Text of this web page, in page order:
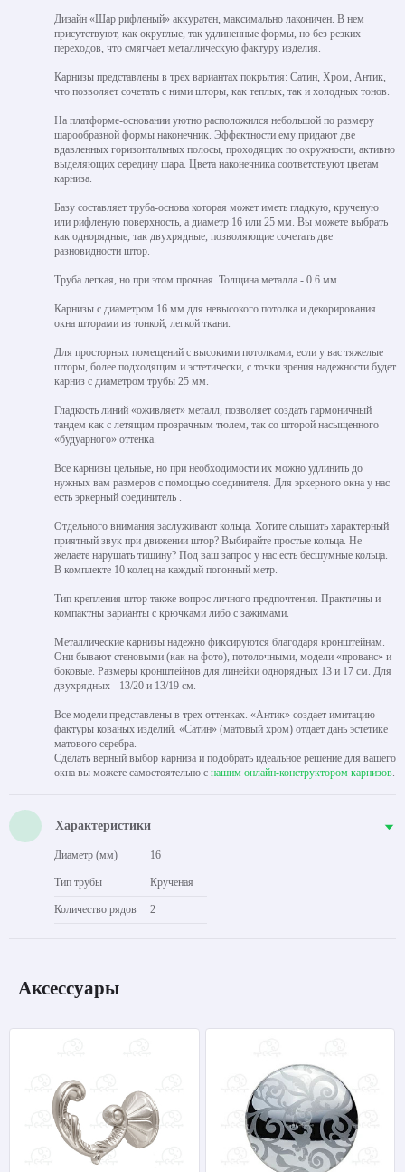
Дизайн «Шар рифленый» аккуратен, максимально лаконичен. В нем
присутствуют, как округлые, так удлиненные формы, но без резких
переходов, что смягчает металлическую фактуру изделия.
Карнизы представлены в трех вариантах покрытия: Сатин, Хром, Антик,
что позволяет сочетать с ними шторы, как теплых, так и холодных тонов.
На платформе-основании уютно расположился небольшой по размеру
шарообразной формы наконечник. Эффектности ему придают две
вдавленных горизонтальных полосы, проходящих по окружности, активно
выделяющих середину шара. Цвета наконечника соответствуют цветам
карниза.
Базу составляет труба-основа которая может иметь гладкую, крученую
или рифленую поверхность, а диаметр 16 или 25 мм. Вы можете выбрать
как однорядные, так двухрядные, позволяющие сочетать две
разновидности штор.
Труба легкая, но при этом прочная. Толщина металла - 0.6 мм.
Карнизы с диаметром 16 мм для невысокого потолка и декорирования
окна шторами из тонкой, легкой ткани.
Для просторных помещений с высокими потолками, если у вас тяжелые
шторы, более подходящим и эстетически, с точки зрения надежности будет
карниз с диаметром трубы 25 мм.
Гладкость линий «оживляет» металл, позволяет создать гармоничный
тандем как с летящим прозрачным тюлем, так со шторой насыщенного
«будуарного» оттенка.
Все карнизы цельные, но при необходимости их можно удлинить до
нужных вам размеров с помощью соединителя. Для эркерного окна у нас
есть эркерный соединитель .
Отдельного внимания заслуживают кольца. Хотите слышать характерный
приятный звук при движении штор? Выбирайте простые кольца. Не
желаете нарушать тишину? Под ваш запрос у нас есть бесшумные кольца.
В комплекте 10 колец на каждый погонный метр.
Тип крепления штор также вопрос личного предпочтения. Практичны и
компактны варианты с крючками либо с зажимами.
Металлические карнизы надежно фиксируются благодаря кронштейнам.
Они бывают стеновыми (как на фото), потолочными, модели «прованс» и
боковые. Размеры кронштейнов для линейки однорядных 13 и 17 см. Для
двухрядных - 13/20 и 13/19 см.
Все модели представлены в трех оттенках. «Антик» создает имитацию
фактуры кованых изделий. «Сатин» (матовый хром) отдает дань эстетике
матового серебра.
Сделать верный выбор карниза и подобрать идеальное решение для вашего
окна вы можете самостоятельно с нашим онлайн-конструктором карнизов.
Характеристики
Диаметр (мм) 16
Тип трубы Крученая
Количество рядов 2
Аксессуары